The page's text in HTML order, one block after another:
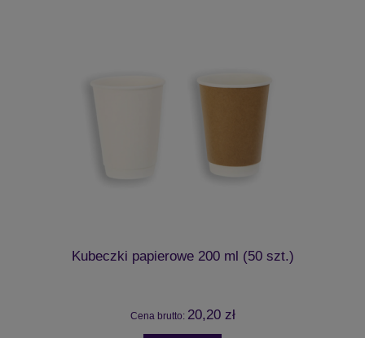
Kubeczki papierowe 200 ml (50 szt.)
Cena brutto: 20,20 zł